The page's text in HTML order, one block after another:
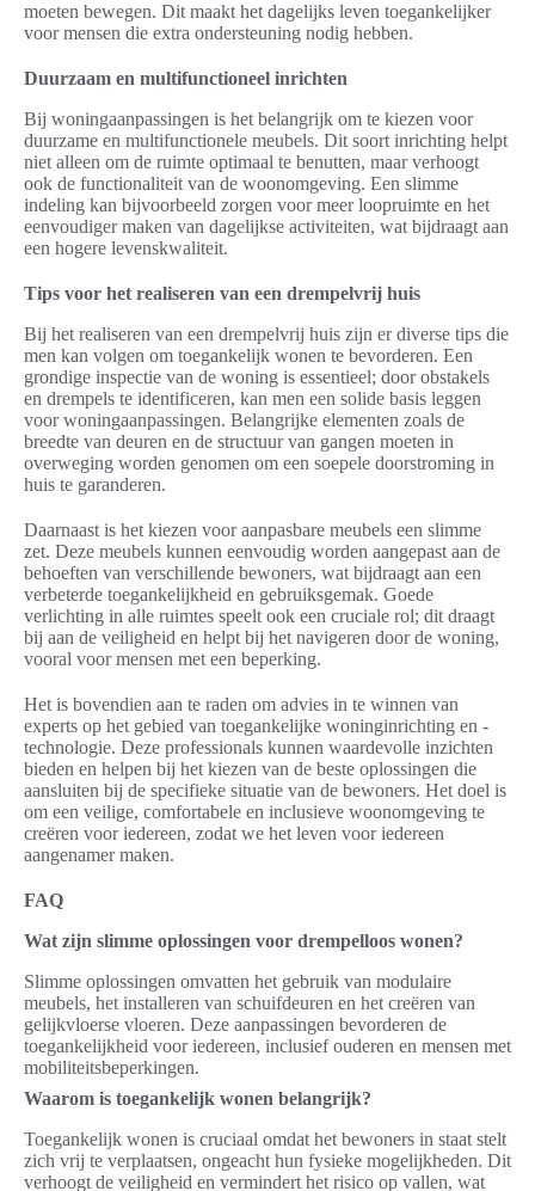
moeten bewegen. Dit maakt het dagelijks leven toegankelijker
voor mensen die extra ondersteuning nodig hebben.
Duurzaam en multifunctioneel inrichten
Bij woningaanpassingen is het belangrijk om te kiezen voor
duurzame en multifunctionele meubels. Dit soort inrichting helpt
niet alleen om de ruimte optimaal te benutten, maar verhoogt
ook de functionaliteit van de woonomgeving. Een slimme
indeling kan bijvoorbeeld zorgen voor meer loopruimte en het
eenvoudiger maken van dagelijkse activiteiten, wat bijdraagt aan
een hogere levenskwaliteit.
Tips voor het realiseren van een drempelvrij huis
Bij het realiseren van een drempelvrij huis zijn er diverse tips die
men kan volgen om toegankelijk wonen te bevorderen. Een
grondige inspectie van de woning is essentieel; door obstakels
en drempels te identificeren, kan men een solide basis leggen
voor woningaanpassingen. Belangrijke elementen zoals de
breedte van deuren en de structuur van gangen moeten in
overweging worden genomen om een soepele doorstroming in
huis te garanderen.
Daarnaast is het kiezen voor aanpasbare meubels een slimme
zet. Deze meubels kunnen eenvoudig worden aangepast aan de
behoeften van verschillende bewoners, wat bijdraagt aan een
verbeterde toegankelijkheid en gebruiksgemak. Goede
verlichting in alle ruimtes speelt ook een cruciale rol; dit draagt
bij aan de veiligheid en helpt bij het navigeren door de woning,
vooral voor mensen met een beperking.
Het is bovendien aan te raden om advies in te winnen van
experts op het gebied van toegankelijke woninginrichting en -
technologie. Deze professionals kunnen waardevolle inzichten
bieden en helpen bij het kiezen van de beste oplossingen die
aansluiten bij de specifieke situatie van de bewoners. Het doel is
om een veilige, comfortabele en inclusieve woonomgeving te
creëren voor iedereen, zodat we het leven voor iedereen
aangenamer maken.
FAQ
Wat zijn slimme oplossingen voor drempelloos wonen?
Slimme oplossingen omvatten het gebruik van modulaire
meubels, het installeren van schuifdeuren en het creëren van
gelijkvloerse vloeren. Deze aanpassingen bevorderen de
toegankelijkheid voor iedereen, inclusief ouderen en mensen met
mobiliteitsbeperkingen.
Waarom is toegankelijk wonen belangrijk?
Toegankelijk wonen is cruciaal omdat het bewoners in staat stelt
zich vrij te verplaatsen, ongeacht hun fysieke mogelijkheden. Dit
verhoogt de veiligheid en vermindert het risico op vallen, wat